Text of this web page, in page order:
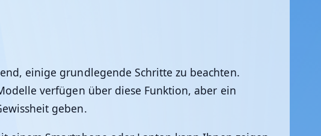
einige grundlegende Schritte zu beachten.
verfügen über diese Funktion, aber ein
geben.